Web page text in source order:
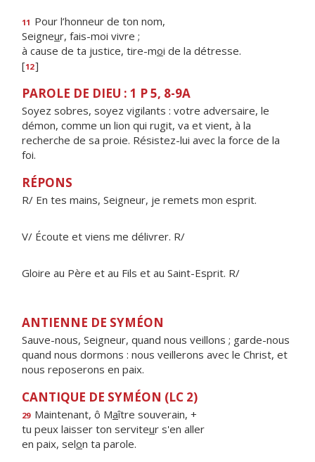
11 Pour l’honneur de ton nom,
Seigneur, fais-moi vivre ;
à cause de ta justice, tire-moi de la détresse.
[12]
PAROLE DE DIEU : 1 P 5, 8-9A
Soyez sobres, soyez vigilants : votre adversaire, le
démon, comme un lion qui rugit, va et vient, à la
recherche de sa proie. Résistez-lui avec la force de la
foi.
RÉPONS
R/ En tes mains, Seigneur, je remets mon esprit.
V/ Écoute et viens me délivrer. R/
Gloire au Père et au Fils et au Saint-Esprit. R/
ANTIENNE DE SYMÉON
Sauve-nous, Seigneur, quand nous veillons ; garde-nous
quand nous dormons : nous veillerons avec le Christ, et
nous reposerons en paix.
CANTIQUE DE SYMÉON (LC 2)
29 Maintenant, ô Maître souverain, +
tu peux laisser ton serviteur s'en aller
en paix, selon ta parole.